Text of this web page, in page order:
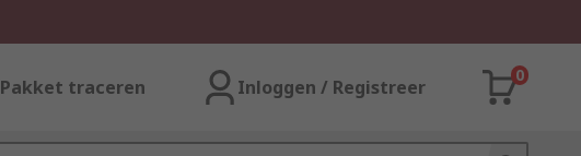
Pakket traceren Inloggen / Registreer
0